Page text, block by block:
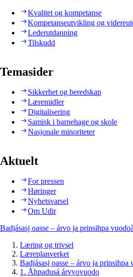
Kvalitet og kompetanse
Kompetanseutvikling og
Lederutdanning
Tilskudd
Temasider
Sikkerhet og beredskap
Læremidler
Digitalisering
Samisk i barnehage og skole
Nasjonale minoriteter
Aktuelt
For pressen
Høringer
Nyhetsvarsel
Om Udir
Badjásasj oasse – árvo ja prinsihpa
Læring og trivsel
Læreplanverket
Badjásasj oasse – árvo ja prinsihpa
1. Åhpadusá árvvovuodo